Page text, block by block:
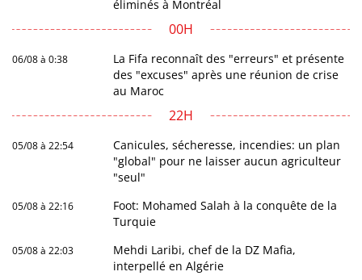
éliminés à Montréal
00H
06/08 à 0:38
La Fifa reconnaît des "erreurs" et présente
des "excuses" après une réunion de crise
au Maroc
22H
05/08 à 22:54
Canicules, sécheresse, incendies: un plan
"global" pour ne laisser aucun agriculteur
"seul"
05/08 à 22:16
Foot: Mohamed Salah à la conquête de la
Turquie
05/08 à 22:03
Mehdi Laribi, chef de la DZ Mafia,
interpellé en Algérie